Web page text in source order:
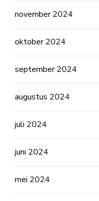
november 2024
oktober 2024
september 2024
augustus 2024
juli 2024
juni 2024
mei 2024